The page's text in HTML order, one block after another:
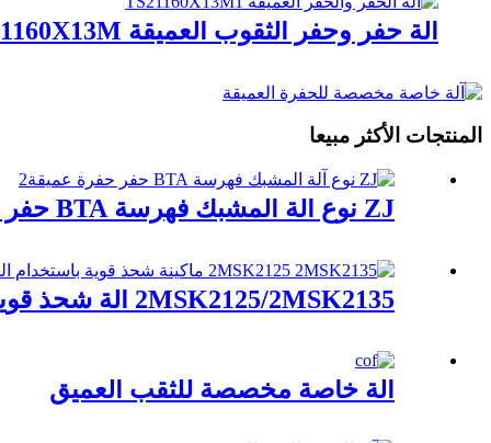
آلة حفر وحفر الثقوب العميقة TS21160X13M
المنتجات الأكثر مبيعا
ZJ نوع آلة المشبك فهرسة BTA حفر حفرة عميقة
2MSK2125/2MSK2135 آلة شحذ قوية باستخدام الحاسب الآلي
آلة خاصة مخصصة للثقب العميق